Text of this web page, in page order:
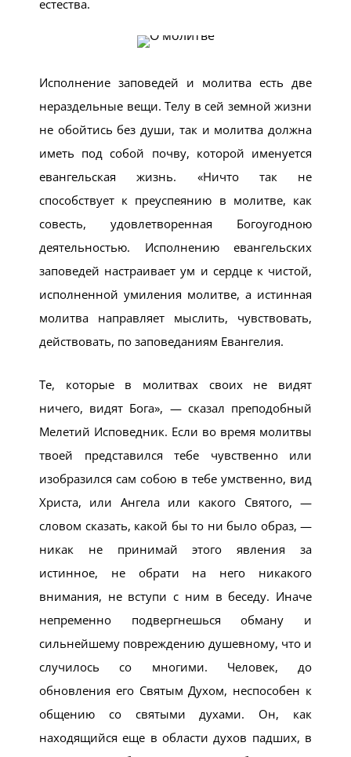
естества.
Исполнение заповедей и молитва есть две
нераздельные вещи. Телу в сей земной жизни
не обойтись без души, так и молитва должна
иметь под собой почву, которой именуется
евангельская жизнь. «Ничто так не
способствует к преуспеянию в молитве, как
совесть, удовлетворенная Богоугодною
деятельностью. Исполнению евангельских
заповедей настраивает ум и сердце к чистой,
исполненной умиления молитве, а истинная
молитва направляет мыслить, чувствовать,
действовать, по заповеданиям Евангелия.
Те, которые в молитвах своих не видят
ничего, видят Бога», — сказал преподобный
Мелетий Исповедник. Если во время молитвы
твоей представился тебе чувственно или
изобразился сам собою в тебе умственно, вид
Христа, или Ангела или какого Святого, —
словом сказать, какой бы то ни было образ, —
никак не принимай этого явления за
истинное, не обрати на него никакого
внимания, не вступи с ним в беседу. Иначе
непременно подвергнешься обману и
сильнейшему повреждению душевному, что и
случилось со многими. Человек, до
обновления его Святым Духом, неспособен к
общению со святыми духами. Он, как
находящийся еще в области духов падших, в